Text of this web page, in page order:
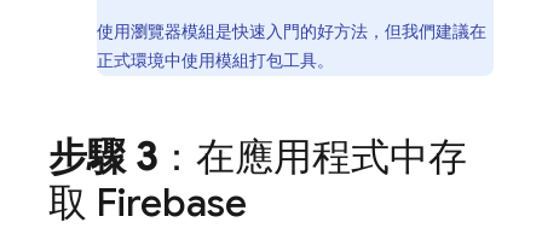
使用瀏覽器模組是快速入門的好方法，但我們建議在
正式環境中使用模組打包工具。
步驟 3 ：在應用程式中存
取 Firebase